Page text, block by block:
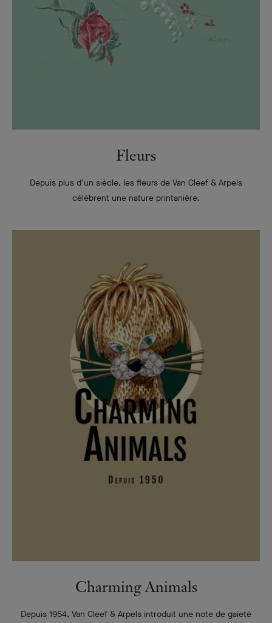
Fleurs
Depuis plus d'un siècle, les fleurs de Van Cleef & Arpels
célèbrent une nature printanière.
Charming Animals
Depuis 1954, Van Cleef & Arpels introduit une note de gaieté